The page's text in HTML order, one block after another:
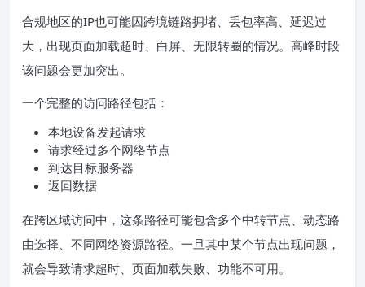
合规地区的IP也可能因跨境链路拥堵、丢包率高、延迟过
大，出现页面加载超时、白屏、无限转圈的情况。高峰时段
该问题会更加突出。
一个完整的访问路径包括：
本地设备发起请求
请求经过多个网络节点
到达目标服务器
返回数据
在跨区域访问中，这条路径可能包含多个中转节点、动态路
由选择、不同网络资源路径。一旦其中某个节点出现问题，
就会导致请求超时、页面加载失败、功能不可用。